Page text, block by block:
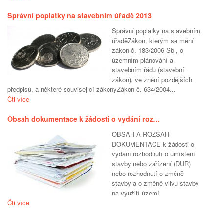
Správní poplatky na stavebním úřadě 2013
Správní poplatky na stavebním
úřaděZákon, kterým se mění
zákon č. 183/2006 Sb., o
územním plánování a
stavebním řádu (stavební
zákon), ve znění pozdějších
předpisů, a některé související zákonyZákon č. 634/2004...
Čti více
Obsah dokumentace k žádosti o vydání roz…
OBSAH A ROZSAH
DOKUMENTACE k žádosti o
vydání rozhodnutí o umístění
stavby nebo zařízení (DUR)
nebo rozhodnutí o změně
stavby a o změně vlivu stavby
na využití území
Čti více